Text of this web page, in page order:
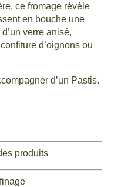
ce fromage révèle
en bouche une
verre anisé,
d’oignons ou
d’un Pastis.
produits